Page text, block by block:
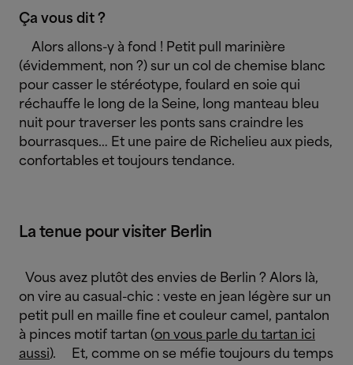
Ça vous dit ?
Alors allons-y à fond ! Petit pull marinière
(évidemment, non ?) sur un col de chemise blanc
pour casser le stéréotype, foulard en soie qui
réchauffe le long de la Seine, long manteau bleu
nuit pour traverser les ponts sans craindre les
bourrasques… Et une paire de Richelieu aux pieds,
confortables et toujours tendance.
La tenue pour visiter Berlin
Vous avez plutôt des envies de Berlin ? Alors là,
on vire au casual-chic : veste en jean légère sur un
petit pull en maille fine et couleur camel, pantalon
à pinces motif tartan (on vous parle du tartan ici
aussi).
Et, comme on se méfie toujours du temps